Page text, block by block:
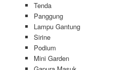
Tenda
Panggung
Lampu Gantung
Sirine
Podium
Mini Garden